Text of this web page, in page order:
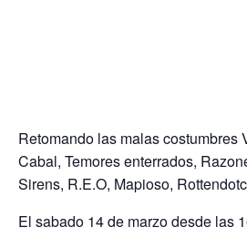
Retomando las malas costumbres
Cabal, Temores enterrados,
Sirens, R.E.O, Mapioso,
El sabado 14 de marzo desde las